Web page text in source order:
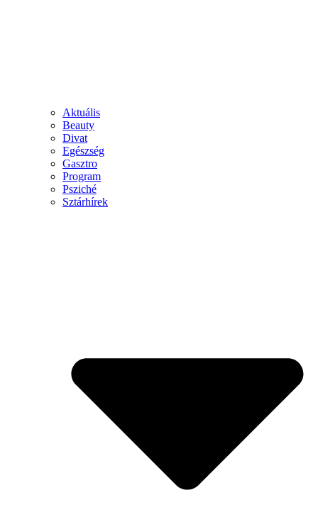
Aktuális
Beauty
Divat
Egészség
Gasztro
Program
Psziché
Sztárhírek